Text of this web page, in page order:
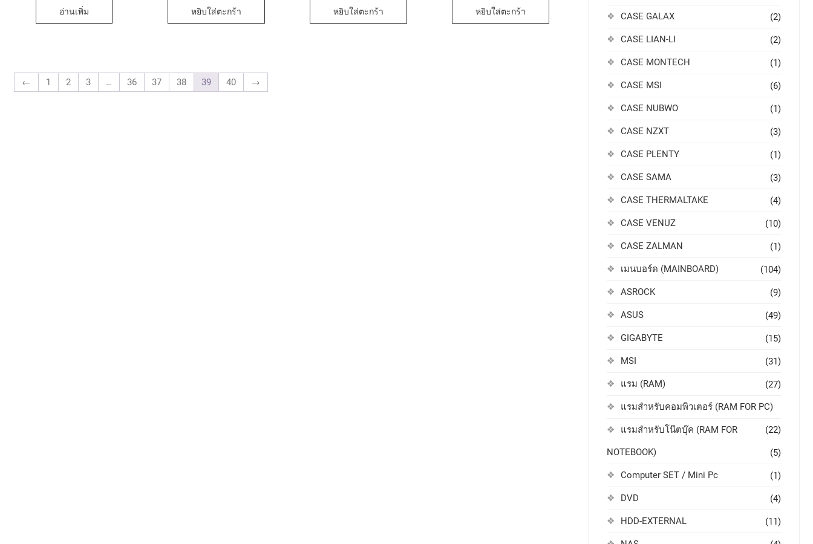
อ่านเพิ่ม หยิบใส่ตะกร้า หยิบใส่ตะกร้า หยิบใส่ตะกร้า
← 1 2 3 … 36 37 38 39 40 →
CASE GALAX (2)
CASE LIAN-LI (2)
CASE MONTECH (1)
CASE MSI (6)
CASE NUBWO (1)
CASE NZXT (3)
CASE PLENTY (1)
CASE SAMA (3)
CASE THERMALTAKE (4)
CASE VENUZ (10)
CASE ZALMAN (1)
เมนบอร์ด (MAINBOARD) (104)
ASROCK (9)
ASUS (49)
GIGABYTE (15)
MSI (31)
แรม (RAM) (27)
แรมสำหรับคอมพิวเตอร์ (RAM FOR PC)
(22)
แรมสำหรับโน๊ตบุ๊ค (RAM FOR
NOTEBOOK) (5)
Computer SET / Mini Pc (1)
DVD (4)
HDD-EXTERNAL (11)